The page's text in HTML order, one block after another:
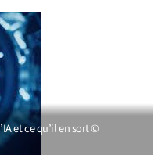
et ce qu’il en sort ©